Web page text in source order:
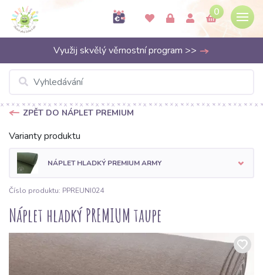
0
Využij skvělý věrnostní program >>
ZPĚT DO NÁPLET PREMIUM
Varianty produktu
NÁPLET HLADKÝ PREMIUM ARMY
Číslo produktu: PPREUNI024
Náplet hladký PREMIUM taupe